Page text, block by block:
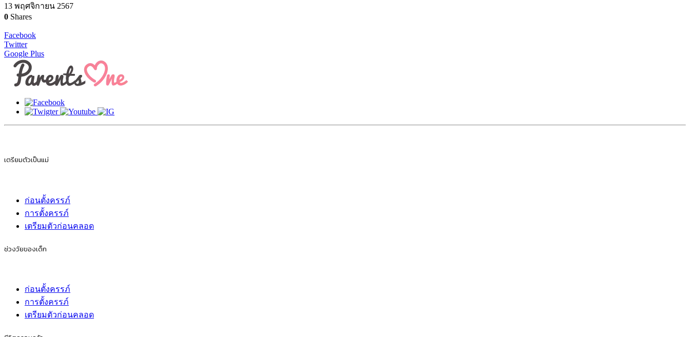
13 พฤศจิกายน 2567
0 Shares
Facebook
Twitter
Google Plus
เตรียมตัวเป็นแม่
ก่อนตั้งครรภ์
การตั้งครรภ์
เตรียมตัวก่อนคลอด
ช่วงวัยของเด็ก
ก่อนตั้งครรภ์
การตั้งครรภ์
เตรียมตัวก่อนคลอด